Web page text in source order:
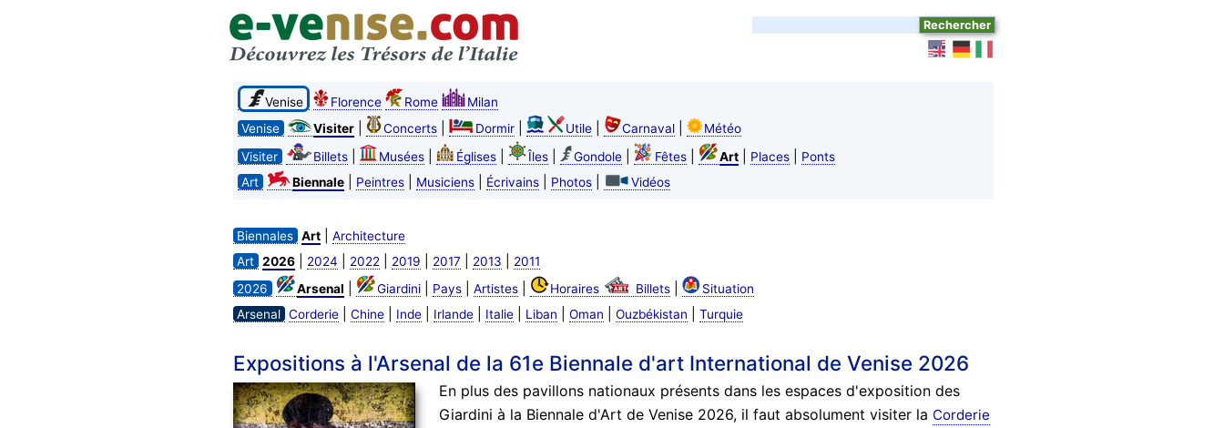
Venise Florence Rome
Milan
Venise
Visiter| Concerts| Dormir| Utile| Carnaval|
Météo
Visiter
Billets| Musées| Églises| Îles| Gondole| Fêtes| Art| Places|
Ponts
Art
Biennale| Peintres| Musiciens| Écrivains| Photos| Vidéos
Biennales Art| Architecture
Art 2026| 2024 2022 2019 2017 2013
2011
2026
Arsenal Giardini| Pays| Artistes| Horaires Billets|
Situation
Arsenal Corderie| Chine| Inde| Irlande| Italie| Liban Oman Ouzbékistan Turquie
Expositions à l'Arsenal de la 61e Biennale d'art International de Venise 2026
En plus des pavillons nationaux présents dans les espaces d'exposition des
Giardini à la Biennale d'Art de Venise 2026, il faut absolument visiter la Corderie